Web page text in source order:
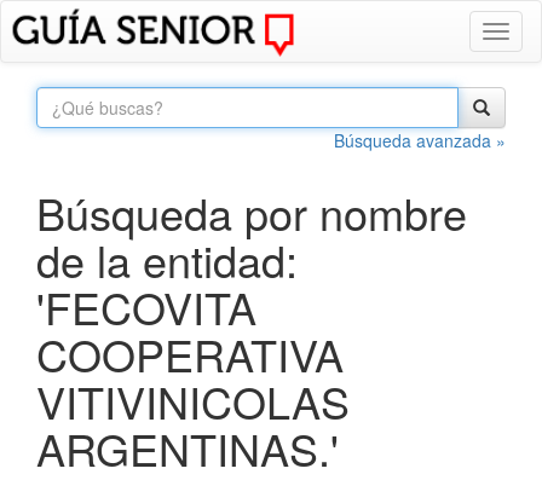
Búsqueda avanzada »
Búsqueda por nombre
de la entidad:
'FECOVITA
COOPERATIVA
VITIVINICOLAS
ARGENTINAS.'